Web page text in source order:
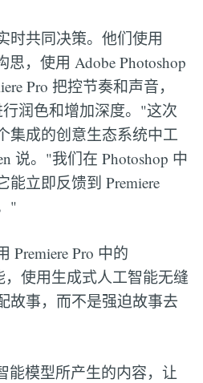
时共同决策。他们使用
，使用 Adobe Photoshop
Pro 把控节奏和声音，
行润色和增加深度。"这次
集成的创意生态系统中工
说。"我们在 Photoshop 中
立即反馈到 Premiere
"
Premiere Pro 中的
，使用生成式人工智能无缝
故事，而不是强迫故事去
能模型所产生的内容，让